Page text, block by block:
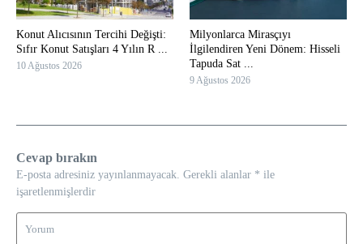
Konut Alıcısının Tercihi Değişti:
Sıfır Konut Satışları 4 Yılın R ...
10 Ağustos 2026
Milyonlarca Mirasçıyı
İlgilendiren Yeni Dönem: Hisseli
Tapuda Sat ...
9 Ağustos 2026
Cevap bırakın
E-posta adresiniz yayınlanmayacak. Gerekli alanlar * ile
işaretlenmişlerdir